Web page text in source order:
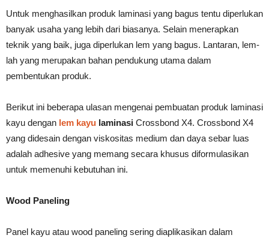
Untuk menghasilkan produk laminasi yang bagus tentu diperlukan
banyak usaha yang lebih dari biasanya. Selain menerapkan
teknik yang baik, juga diperlukan lem yang bagus. Lantaran, lem-
lah yang merupakan bahan pendukung utama dalam
pembentukan produk.
Berikut ini beberapa ulasan mengenai pembuatan produk laminasi
kayu dengan lem kayu laminasi Crossbond X4. Crossbond X4
yang didesain dengan viskositas medium dan daya sebar luas
adalah adhesive yang memang secara khusus diformulasikan
untuk memenuhi kebutuhan ini.
Wood Paneling
Panel kayu atau wood paneling sering diaplikasikan dalam